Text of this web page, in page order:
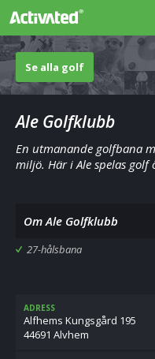
Se alla golf
Ale Golfklubb
En utmanande golfbana
miljö. Här i Ale spelas golf
Om Ale Golfklubb
27-hålsbana
ADRESS
Alfhems Kungsgård 195
44691 Alvhem